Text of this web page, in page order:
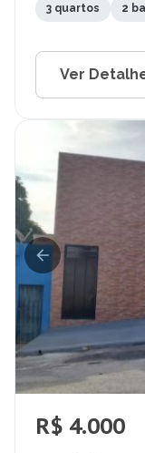
3 quartos 2
Ver
R$ 4.000